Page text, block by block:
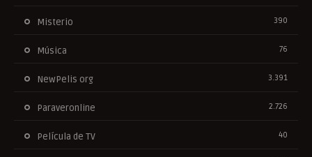
Misterio 390
Música 76
NewPelis org 3.391
Paraveronline 2.726
Película de TV 40